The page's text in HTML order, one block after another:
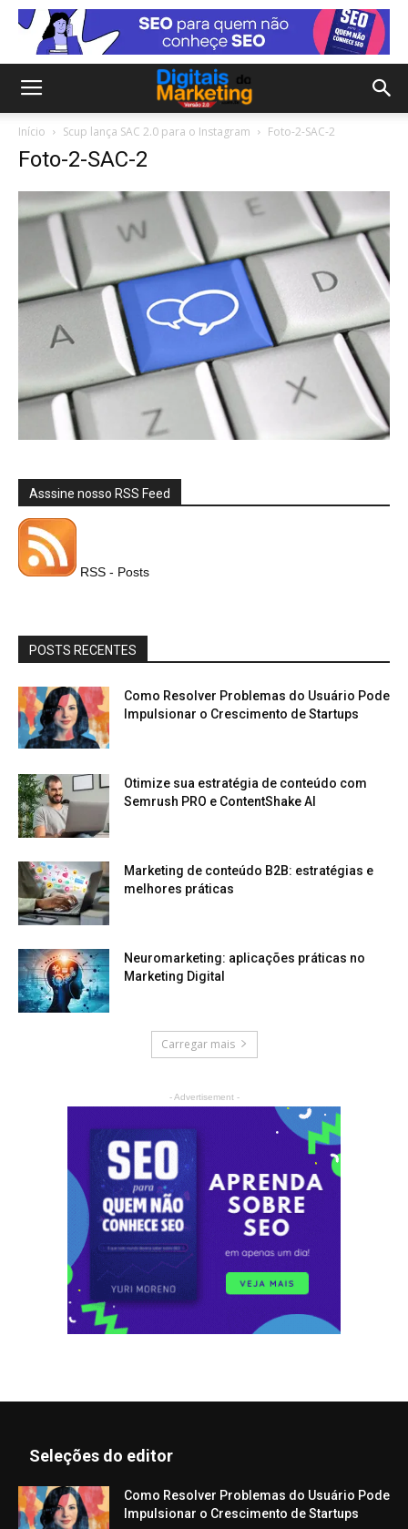
Início Scup lança SAC 2.0 para o Instagram Foto-2-SAC-2
Foto-2-SAC-2
Asssine nosso RSS Feed
RSS - Posts
POSTS RECENTES
Como Resolver Problemas do Usuário Pode
Impulsionar o Crescimento de Startups
Otimize sua estratégia de conteúdo com
Semrush PRO e ContentShake AI
Marketing de conteúdo B2B: estratégias e
melhores práticas
Neuromarketing: aplicações práticas no
Marketing Digital
Carregar mais
- Advertisement -
Seleções do editor
Como Resolver Problemas do Usuário Pode
Impulsionar o Crescimento de Startups